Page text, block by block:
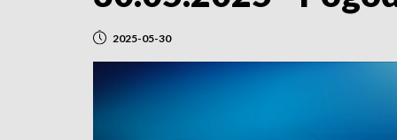
2025-05-30